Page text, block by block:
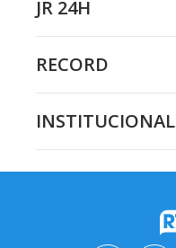
JR 24H
RECORD
INSTITUCIONAL